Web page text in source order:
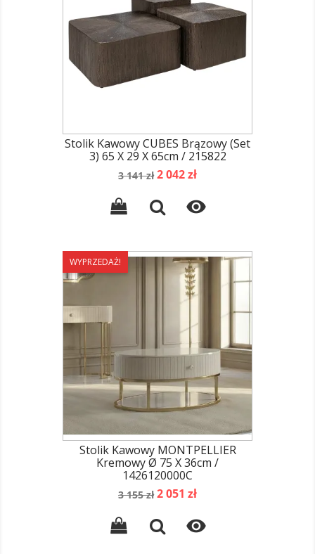
Stolik Kawowy CUBES Brązowy (set
3) 65 X 29 X 65cm / 215822
Cena
3 141 zł Cena
2 042 zł

WYPRZEDAŻ!
Stolik Kawowy MONTPELLIER
Kremowy Ø 75 X 36cm /
1426120000C
Cena
3 155 zł Cena
2 051 zł
